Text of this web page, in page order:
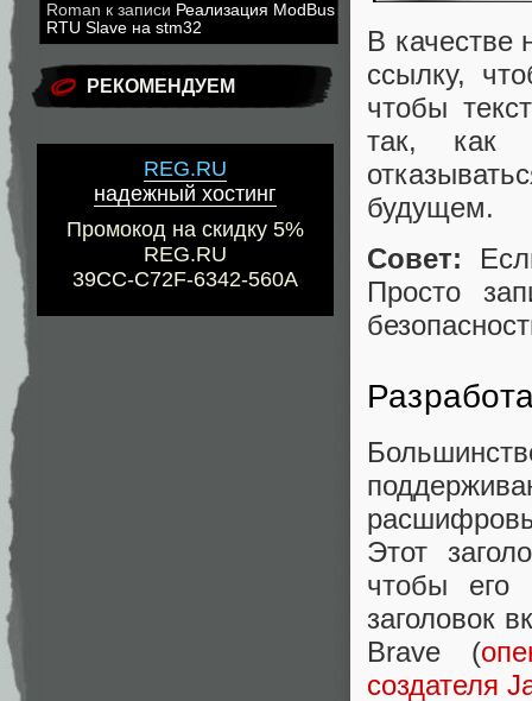
Roman к записи Реализация ModBus
RTU Slave на stm32
РЕКОМЕНДУЕМ
REG.RU
надежный хостинг
Промокод на скидку 5%
REG.RU
39CC-C72F-6342-560A
В качестве
ссылку,
чтобы
так, как
будущем.
Совет:
Просто
Этот
чтобы его
заголовок
Brave (
создателя